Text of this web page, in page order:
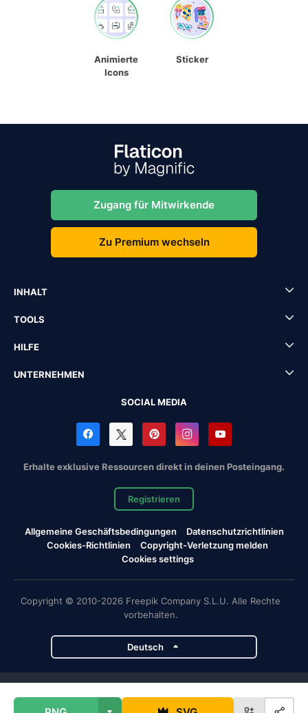
Animierte
Icons
Sticker
Zugang für Mitwirkende
Zu Premium wechseln
INHALT
TOOLS
HILFE
UNTERNEHMEN
SOCIAL MEDIA
Erhalte exklusive Ressourcen direkt in deinen Posteingang.
Registrieren
Allgemeine Geschäftsbedingungen
Datenschutzrichtlinien
Cookies-Richtlinien
Copyright-Verletzung melden
Cookies settings
Copyright © 2010-2026 Freepik Company S.L.U. Alle Rechte
vorbehalten.
Deutsch